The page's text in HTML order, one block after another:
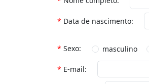
Data de nascimento
Sexo masculino
E-mail